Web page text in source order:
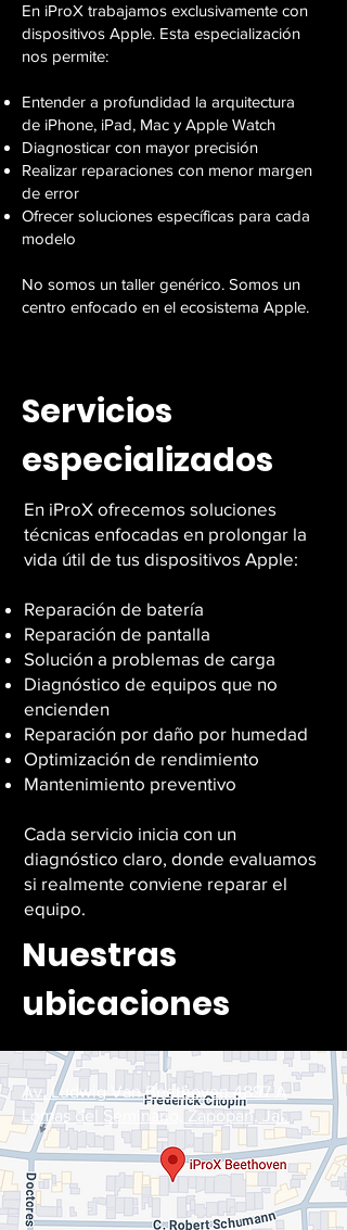
En iProX trabajamos exclusivamente con
dispositivos Apple. Esta especialización
nos permite:
Entender a profundidad la arquitectura
de iPhone, iPad, Mac y Apple Watch
Diagnosticar con mayor precisión
Realizar reparaciones con menor margen
de error
Ofrecer soluciones específicas para cada
modelo
No somos un taller genérico. Somos un
centro enfocado en el ecosistema Apple.
Servicios
especializados
En iProX ofrecemos soluciones
técnicas enfocadas en prolongar la
vida útil de tus dispositivos Apple:
Reparación de batería
Reparación de pantalla
Solución a problemas de carga
Diagnóstico de equipos que no
encienden
Reparación por daño por humedad
Optimización de rendimiento
Mantenimiento preventivo
Cada servicio inicia con un
diagnóstico claro, donde evaluamos
si realmente conviene reparar el
equipo.
Nuestras
ubicaciones
Av. Ludwig Van Beethoven 4897 A
Lomas del Seminario, Zapopan, Jal.